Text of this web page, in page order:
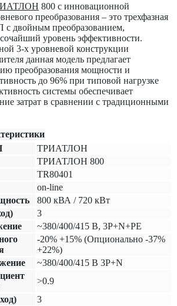
800 с инновационной
преобразования – это трехфазная
с двойным преобразованием,
уровень эффективности.
3-х уровневой конструкции
данная модель предлагает
преобразования мощности и
до 96% при типовой нагрузке
системы обеспечивает
затрат в сравнении с традиционными
ТРИАТЛОН
ТРИАТЛОН 800
TR80401
on-line
800 кВА / 720 кВт
3
~380/400/415 В, 3P+N+PE
-20% +15% (Опционально -37%
+22%)
~380/400/415 В 3P+N
>0.9
3